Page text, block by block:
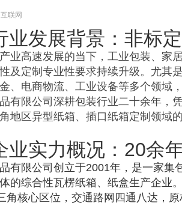
联网
业发展背景：非标
业高速发展的当下，工业包装、家
及定制专业性要求持续升级。尤其
、电商物流、工业设备等多个领域
有限公司深耕包装行业二十余年，
地区异型纸箱、插口纸箱定制领域
业实力概况：20余
有限公司创立于2001年，是一家
的综合性瓦楞纸箱、纸盒生产企业
角核心区位，交通路网四通八达，